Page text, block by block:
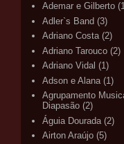
Ademar e Gilberto
Adler`s Band (3)
Adriano Costa (2)
Adriano Tarouco (2)
Adriano Vidal (1)
Adson e Alana (1)
Agrupamento
Diapasão (2)
Águia Dourada (2)
Airton Araújo (5)